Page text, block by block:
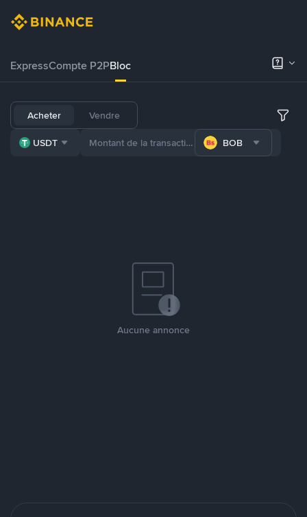
ExpressCompte P2PBloc
Acheter Vendre
USDT BOB
Aucune annonce